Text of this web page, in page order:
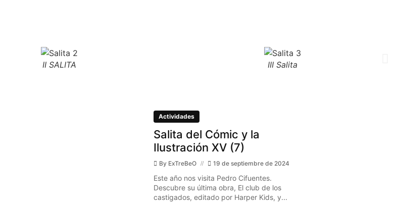
II SALITA III Salita
Actividades
Salita del Cómic y la
Ilustración XV (7)
By ExTreBeO 19 de septiembre de 2024
Este año nos visita Pedro Cifuentes.
Descubre su última obra, El club de los
castigados, editado por Harper Kids, y...